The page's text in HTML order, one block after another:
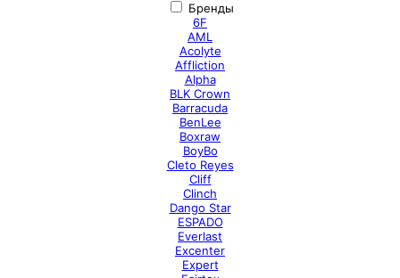
Бренды
6F
AML
Acolyte
Affliction
Alpha
BLK Crown
Barracuda
BenLee
Boxraw
BoyBo
Cleto Reyes
Cliff
Clinch
Dango Star
ESPADO
Everlast
Excenter
Expert